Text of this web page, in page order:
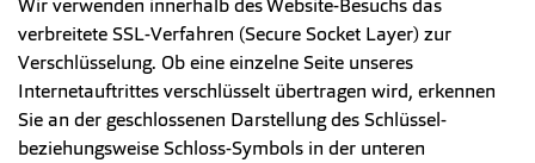
Wir verwenden innerhalb des Website-Besuchs das
verbreitete SSL-Verfahren (Secure Socket Layer) zur
Verschlüsselung. Ob eine einzelne Seite unseres
Internetauftrittes verschlüsselt übertragen wird, erkennen
Sie an der geschlossenen Darstellung des Schlüssel-
beziehungsweise Schloss-Symbols in der unteren